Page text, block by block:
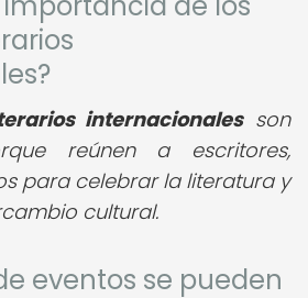
internacionalesson
reúnen a escritores,
para celebrar la literatura y
cultural.
eventos se pueden